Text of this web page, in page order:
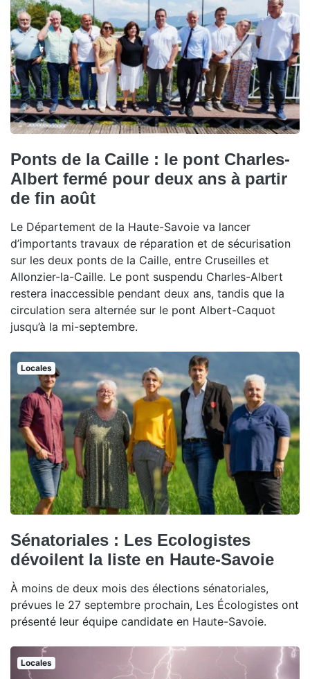
Ponts de la Caille : le pont Charles-
Albert fermé pour deux ans à partir
de fin août
Le Département de la Haute-Savoie va lancer
d’importants travaux de réparation et de sécurisation
sur les deux ponts de la Caille, entre Cruseilles et
Allonzier-la-Caille. Le pont suspendu Charles-Albert
restera inaccessible pendant deux ans, tandis que la
circulation sera alternée sur le pont Albert-Caquot
jusqu’à la mi-septembre.
Locales
Sénatoriales : Les Ecologistes
dévoilent la liste en Haute-Savoie
À moins de deux mois des élections sénatoriales,
prévues le 27 septembre prochain, Les Écologistes ont
présenté leur équipe candidate en Haute-Savoie.
Locales